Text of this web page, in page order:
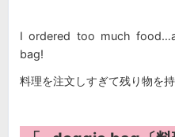
I ordered too much
bag!
料理を注文しすぎて残り物を